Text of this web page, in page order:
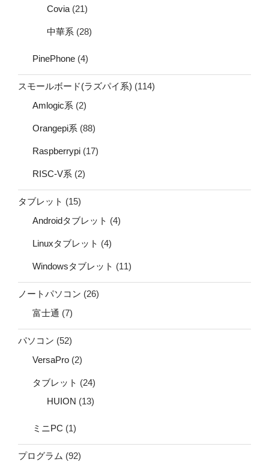
Covia (21)
中華系 (28)
PinePhone (4)
スモールボード(ラズパイ系) (114)
Amlogic系 (2)
Orangepi系 (88)
Raspberrypi (17)
RISC-V系 (2)
タブレット (15)
Androidタブレット (4)
Linuxタブレット (4)
Windowsタブレット (11)
ノートパソコン (26)
富士通 (7)
パソコン (52)
VersaPro (2)
タブレット (24)
HUION (13)
ミニPC (1)
プログラム (92)